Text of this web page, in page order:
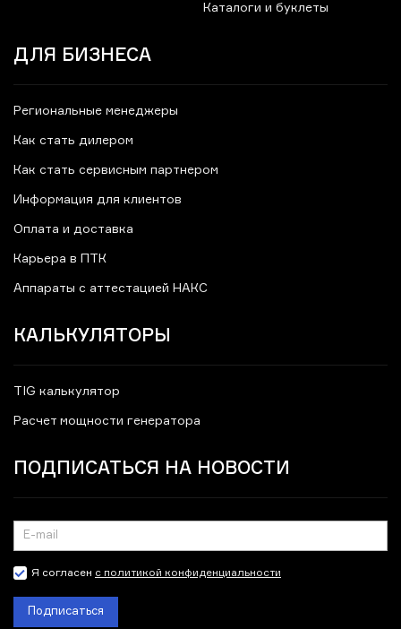
Каталоги и буклеты
ДЛЯ БИЗНЕСА
Региональные менеджеры
Как стать дилером
Как стать сервисным партнером
Информация для клиентов
Оплата и доставка
Карьера в ПТК
Аппараты с аттестацией НАКС
КАЛЬКУЛЯТОРЫ
TIG калькулятор
Расчет мощности генератора
ПОДПИСАТЬСЯ НА НОВОСТИ
Я согласен с политикой конфиденциальности
Подписаться